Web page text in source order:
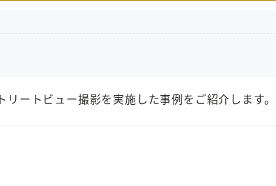
ートビュー撮影を実施した事例をご紹介します。